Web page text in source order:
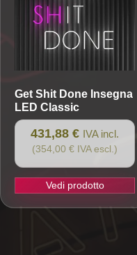
possono
essere
del
prodotto
Get Shit Done Insegna
LED Classic
431,88 € IVA incl.
(354,00 € IVA escl.)
Vedi prodotto